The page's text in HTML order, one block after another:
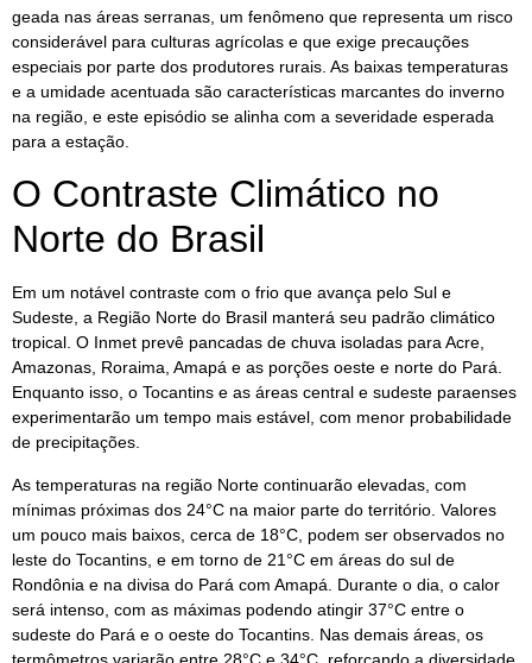
geada nas áreas serranas, um fenômeno que representa um risco
considerável para culturas agrícolas e que exige precauções
especiais por parte dos produtores rurais. As baixas temperaturas
e a umidade acentuada são características marcantes do inverno
na região, e este episódio se alinha com a severidade esperada
para a estação.
O Contraste Climático no
Norte do Brasil
Em um notável contraste com o frio que avança pelo Sul e
Sudeste, a Região Norte do Brasil manterá seu padrão climático
tropical. O Inmet prevê pancadas de chuva isoladas para Acre,
Amazonas, Roraima, Amapá e as porções oeste e norte do Pará.
Enquanto isso, o Tocantins e as áreas central e sudeste paraenses
experimentarão um tempo mais estável, com menor probabilidade
de precipitações.
As temperaturas na região Norte continuarão elevadas, com
mínimas próximas dos 24°C na maior parte do território. Valores
um pouco mais baixos, cerca de 18°C, podem ser observados no
leste do Tocantins, e em torno de 21°C em áreas do sul de
Rondônia e na divisa do Pará com Amapá. Durante o dia, o calor
será intenso, com as máximas podendo atingir 37°C entre o
sudeste do Pará e o oeste do Tocantins. Nas demais áreas, os